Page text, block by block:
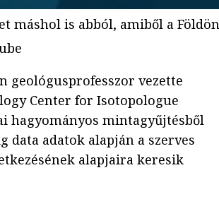
máshol is abból, amiből a
geológusprofesszor vezette
Center for Isotopologue
hagyományos mintagyűjtésből
data adatok alapján a szerves
alapjaira keresik